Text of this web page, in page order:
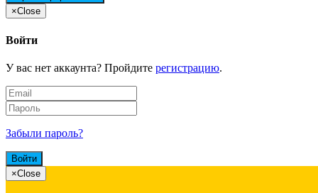
×Close
Войти
У вас нет аккаунта? Пройдите регистрацию.
Забыли пароль?
×Close